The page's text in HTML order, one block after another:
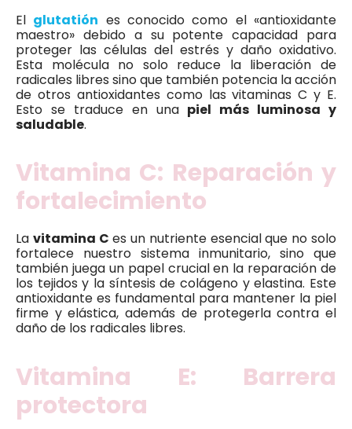
El glutatión es conocido como el «antioxidante
maestro» debido a su potente capacidad para
proteger las células del estrés y daño oxidativo.
Esta molécula no solo reduce la liberación de
radicales libres sino que también potencia la acción
de otros antioxidantes como las vitaminas C y E.
Esto se traduce en una piel más luminosa y
saludable.
Vitamina C: Reparación y
fortalecimiento
La vitamina C es un nutriente esencial que no solo
fortalece nuestro sistema inmunitario, sino que
también juega un papel crucial en la reparación de
los tejidos y la síntesis de colágeno y elastina. Este
antioxidante es fundamental para mantener la piel
firme y elástica, además de protegerla contra el
daño de los radicales libres.
Vitamina E: Barrera
protectora